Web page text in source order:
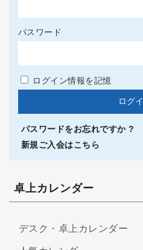
パスワード
ログイン情報を記憶
パスワードをお忘れですか ?
新規ご入会はこちら
卓上カレンダー
デスク・卓上カレンダー